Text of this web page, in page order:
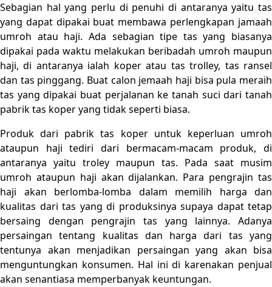
Sebagian hal yang perlu di penuhi di antaranya yaitu tas
yang dapat dipakai buat membawa perlengkapan jamaah
umroh atau haji. Ada sebagian tipe tas yang biasanya
dipakai pada waktu melakukan beribadah umroh maupun
haji, di antaranya ialah koper atau tas trolley, tas ransel
dan tas pinggang. Buat calon jemaah haji bisa pula meraih
tas yang dipakai buat perjalanan ke tanah suci dari tanah
pabrik tas koper yang tidak seperti biasa.
Produk dari pabrik tas koper untuk keperluan umroh
ataupun haji tediri dari bermacam-macam produk, di
antaranya yaitu troley maupun tas. Pada saat musim
umroh ataupun haji akan dijalankan. Para pengrajin tas
haji akan berlomba-lomba dalam memilih harga dan
kualitas dari tas yang di produksinya supaya dapat tetap
bersaing dengan pengrajin tas yang lainnya. Adanya
persaingan tentang kualitas dan harga dari tas yang
tentunya akan menjadikan persaingan yang akan bisa
menguntungkan konsumen. Hal ini di karenakan penjual
akan senantiasa memperbanyak keuntungan.